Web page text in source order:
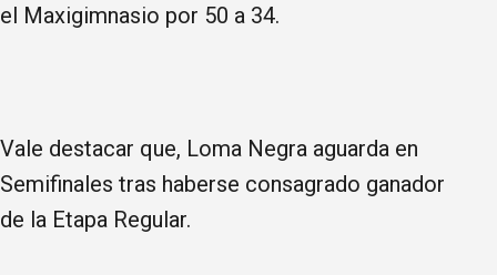
el Maxigimnasio por 50 a 34.
Vale destacar que, Loma Negra aguarda en
Semifinales tras haberse consagrado ganador
de la Etapa Regular.